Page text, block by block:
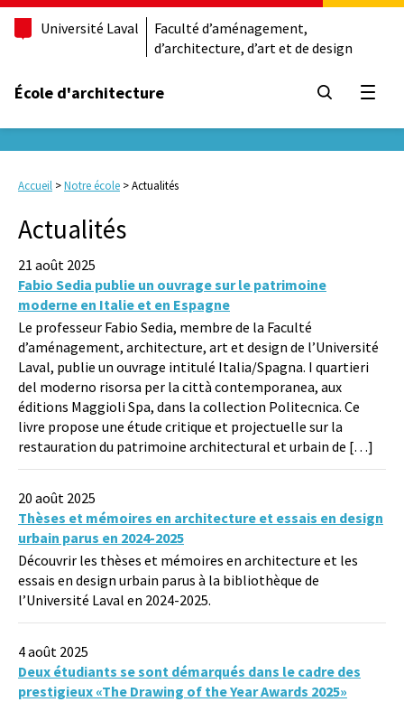
Université Laval
Faculté d’aménagement,
d’architecture, d’art et de design
École d'architecture
Accueil >Notre école >Actualités
Actualités
21 août 2025
Fabio Sedia publie un ouvrage sur le patrimoine
moderne en Italie et en Espagne
Le professeur Fabio Sedia, membre de la Faculté
d’aménagement, architecture, art et design de l’Université
Laval, publie un ouvrage intitulé Italia/Spagna. I quartieri
del moderno risorsa per la città contemporanea, aux
éditions Maggioli Spa, dans la collection Politecnica. Ce
livre propose une étude critique et projectuelle sur la
restauration du patrimoine architectural et urbain de […]
20 août 2025
Thèses et mémoires en architecture et essais en design
urbain parus en 2024-2025
Découvrir les thèses et mémoires en architecture et les
essais en design urbain parus à la bibliothèque de
l’Université Laval en 2024-2025.
4 août 2025
Deux étudiants se sont démarqués dans le cadre des
prestigieux «The Drawing of the Year Awards 2025»